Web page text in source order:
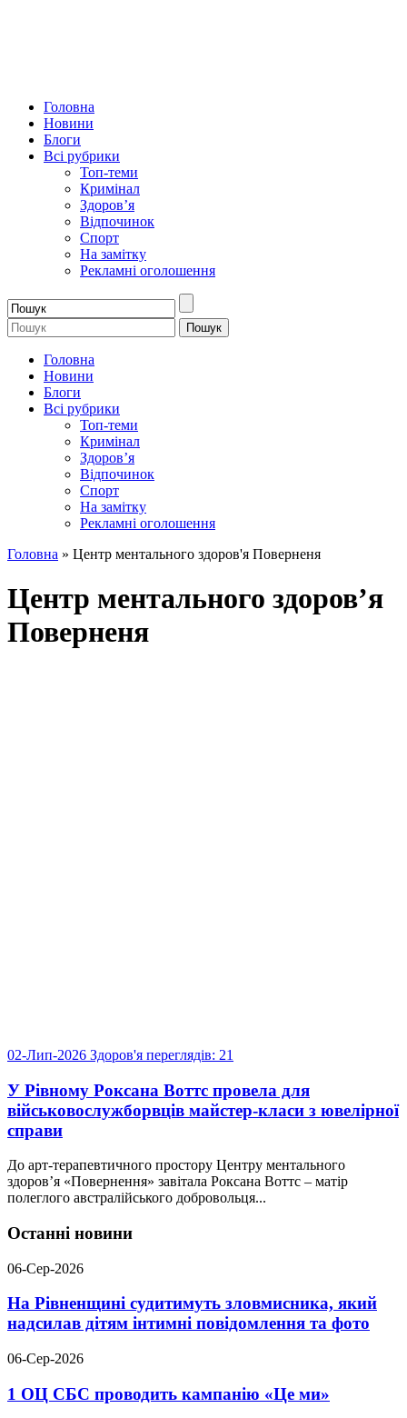
Головна
Новини
Блоги
Всі рубрики
Топ-теми
Кримінал
Здоров’я
Відпочинок
Спорт
На замітку
Рекламні оголошення
Головна
Новини
Блоги
Всі рубрики
Топ-теми
Кримінал
Здоров’я
Відпочинок
Спорт
На замітку
Рекламні оголошення
Головна » Центр ментального здоров'я Поверненя
Центр ментального здоров’я
Поверненя
02-Лип-2026 Здоров'я переглядів: 21
У Рівному Роксана Воттс провела для
військовослужборвців майстер-класи з ювелірної
справи
До арт-терапевтичного простору Центру ментального
здоров’я «Повернення» завітала Роксана Воттс – матір
полеглого австралійського добровольця...
Останні новини
06-Сер-2026
На Рівненщині судитимуть зловмисника, який
надсилав дітям інтимні повідомлення та фото
06-Сер-2026
1 ОЦ СБС проводить кампанію «Це ми»